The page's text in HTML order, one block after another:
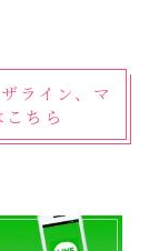
ライン、マ
ちら